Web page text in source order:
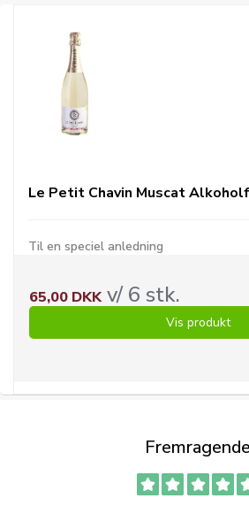
Le Petit Chavin Muscat
Til en speciel anledning
65,00 DKKv/ 6 stk.
Vis produkt
Fremragende